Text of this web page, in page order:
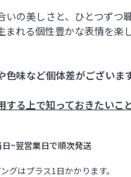
いの美しさと、ひとつずつ
まれる個性豊かな表情を楽
味など個体差がございます
する上で知っておきたいこと
~翌営業日で順次発送
グはプラス1日かかります。